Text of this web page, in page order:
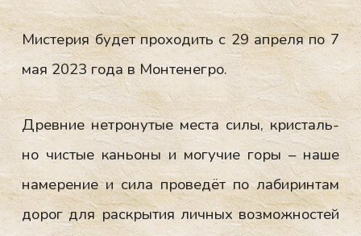
Мис­те­рия бу­дет про­ходить с 29 ап­ре­ля по 7
мая 2023 го­да в Мон­те­нег­ро.
Древ­ние нет­ро­нутые мес­та си­лы, крис­таль­
но чис­тые кань­оны и мо­гучие го­ры – на­ше
на­мере­ние и си­ла про­ведёт по ла­бирин­там
до­рог для рас­кры­тия лич­ных воз­можнос­тей